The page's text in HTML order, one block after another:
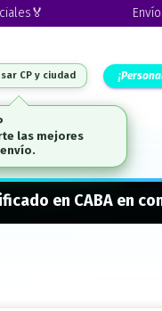
Envíos
CP y ciudad
en CABA en